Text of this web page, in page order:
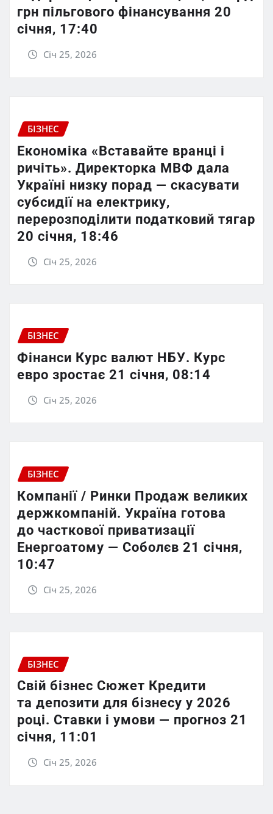
грн пільгового фінансування 20
січня, 17:40
Січ 25, 2026
БІЗНЕС
Економіка «Вставайте вранці і
ричіть». Директорка МВФ дала
Україні низку порад — скасувати
субсидії на електрику,
перерозподілити податковий тягар
20 січня, 18:46
Січ 25, 2026
БІЗНЕС
Фінанси Курс валют НБУ. Курс
евро зростає 21 січня, 08:14
Січ 25, 2026
БІЗНЕС
Компанії / Ринки Продаж великих
держкомпаній. Україна готова
до часткової приватизації
Енергоатому — Соболєв 21 січня,
10:47
Січ 25, 2026
БІЗНЕС
Свій бізнес Сюжет Кредити
та депозити для бізнесу у 2026
році. Ставки і умови — прогноз 21
січня, 11:01
Січ 25, 2026